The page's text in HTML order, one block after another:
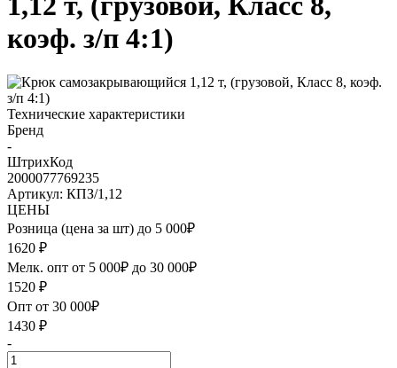
коэф. з/п 4:1)
Технические характеристики
Бренд
-
ШтрихКод
2000077769235
Артикул: КПЗ/1,12
ЦЕНЫ
Розница (цена за шт) до 5 000₽
1620 ₽
Мелк. опт от 5 000₽ до 30 000₽
1520 ₽
Опт от 30 000₽
1430 ₽
-